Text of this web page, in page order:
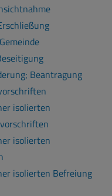
Beantragung
isolierten
isolierten
isolierten Befreiung